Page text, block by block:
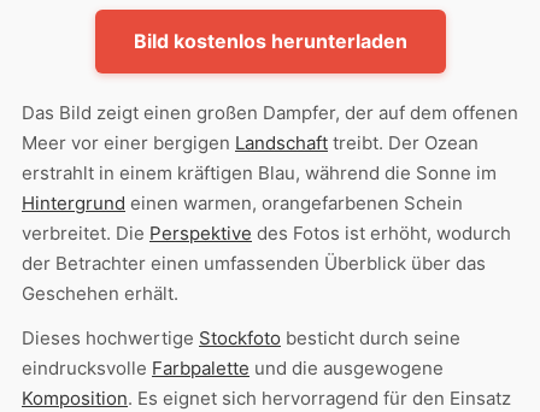
Bild kostenlos herunterladen
Das Bild zeigt einen großen Dampfer, der auf dem offenen
Meer vor einer bergigen Landschaft treibt. Der Ozean
erstrahlt in einem kräftigen Blau, während die Sonne im
Hintergrund einen warmen, orangefarbenen Schein
verbreitet. Die Perspektive des Fotos ist erhöht, wodurch
der Betrachter einen umfassenden Überblick über das
Geschehen erhält.
Dieses hochwertige Stockfoto besticht durch seine
eindrucksvolle Farbpalette und die ausgewogene
Komposition. Es eignet sich hervorragend für den Einsatz